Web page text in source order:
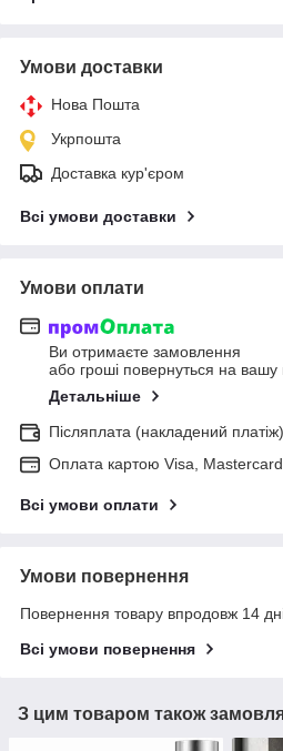
Умови доставки
Нова Пошта
Укрпошта
Доставка кур'єром
Всі умови доставки
Умови оплати
Ви отримаєте замовлення
або гроші повернуться на вашу
Детальніше
Післяплата (накладений платіж)
Оплата картою Visa,
Всі умови оплати
Умови повернення
Повернення товару впродовж 14
Всі умови повернення
З цим товаром також